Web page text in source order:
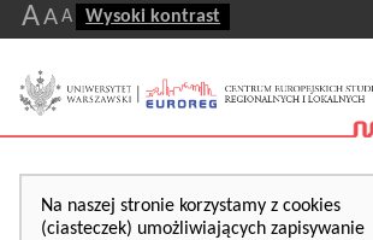
AA A Wysoki kontrast
Na naszej stronie korzystamy z cookies
(ciasteczek) umożliwiających zapisywanie